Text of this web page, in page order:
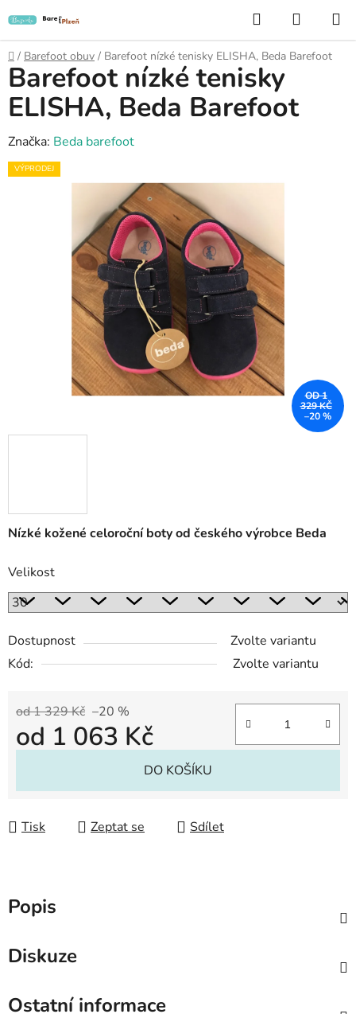
na
obsah
Hledat
KOŠÍK
Domů
/ Barefoot obuv / Barefoot nízké tenisky ELISHA, Beda Barefoot
Nízké kožené celoroční boty od českého výrobce Beda
Velikost
Dostupnost
Zvolte variantu
Kód:
Zvolte variantu
od 1 329 Kč –20 %
od 1 063 Kč
DO KOŠÍKU
Tisk Zeptat se Sdílet
Barefoot nízké tenisky
ELISHA, Beda Barefoot
Značka: Beda barefoot
VÝPRODEJ
OD 1
329 KČ
–20 %
Popis
Diskuze
Ostatní informace